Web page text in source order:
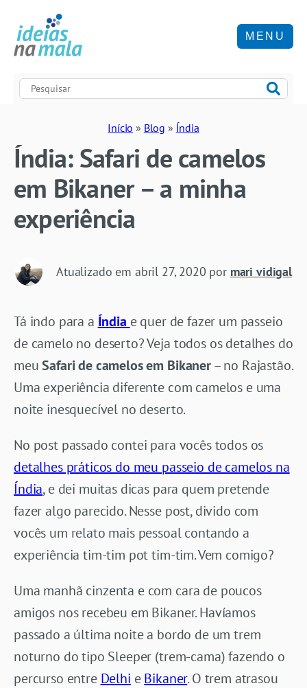
MENU
Início » Blog » Índia
Índia: Safari de camelos
em Bikaner – a minha
experiência
Atualizado em abril 27, 2020 por mari vidigal
Tá indo para a Índia e quer de fazer um passeio
de camelo no deserto? Veja todos os detalhes do
meuSafari de camelos em Bikaner– no Rajastão.
Uma experiência diferente com camelos e uma
noite inesquecível no deserto.
No post passado contei para vocês todos os
detalhes práticos do meu passeio de camelos na
Índia, e dei muitas dicas para quem pretende
fazer algo parecido. Nesse post, divido com
vocês um relato mais pessoal contando a
experiência tim-tim pot tim-tim. Vem comigo?
Uma manhã cinzenta e com cara de poucos
amigos nos recebeu em Bikaner. Havíamos
passado a última noite a bordo de um trem
noturno do tipo Sleeper (trem-cama) fazendo o
percurso entre Delhi eBikaner. O trem atrasou